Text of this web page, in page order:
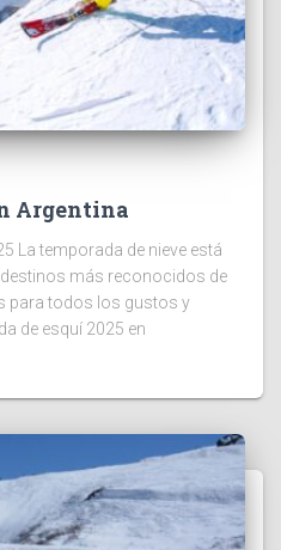
Argentina
La temporada de nieve está
más reconocidos de
para todos los gustos y
de esquí 2025 en